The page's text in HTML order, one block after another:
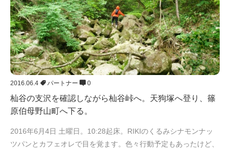
2016.06.4 パートナー 0
杣谷の支沢を確認しながら杣谷峠へ。天狗塚へ登り、篠
原伯母野山町へ下る。
2016年6月4日 土曜日。10:28起床。RIKIのくるみシナモンナッ
ツパンとカフェオレで目を覚ます。色々行動予定もあったけど、